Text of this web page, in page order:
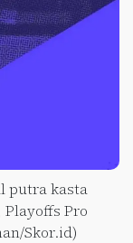
putra kasta
Pro
Skor.id)